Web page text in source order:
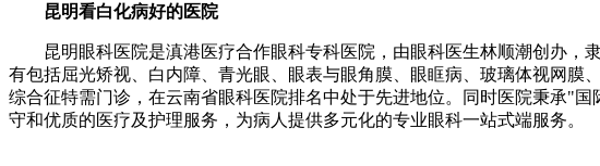
昆明看白化病好的医院
昆明眼科医院是滇港医疗合作眼科专科医院，由眼科医生林顺潮创办，隶
有包括屈光矫视、白内障、青光眼、眼表与眼角膜、眼眶病、玻璃体视网
综合征特需门诊，在云南省眼科医院排名中处于先进地位。同时医院秉承"
守和优质的医疗及护理服务，为病人提供多元化的专业眼科一站式端服务。